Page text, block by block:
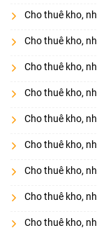
Cho thuê kho,
Cho thuê kho,
Cho thuê kho,
Cho thuê kho,
Cho thuê kho,
Cho thuê kho,
Cho thuê kho,
Cho thuê kho,
Cho thuê kho,